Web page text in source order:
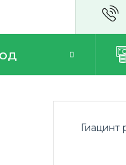
Гиацинт